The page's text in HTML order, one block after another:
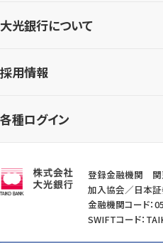
大光銀行について
採用情報
各種ログイン
登録金融機関 関
加入協会／日本
金融機関コード：
SWIFTコード：